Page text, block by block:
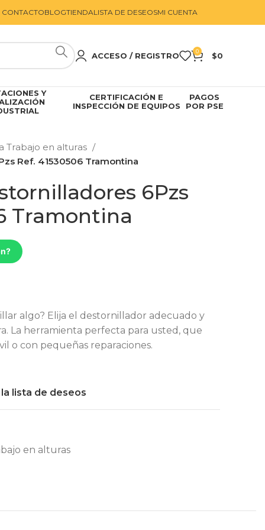
CONTACTOBLOGTIENDALISTA DE DESEOSMI CUENTA
ACCESO / REGISTRO 0 $0
Y
CERTIFICACIÓN E
INSPECCIÓN DE EQUIPOS
PAGOS
POR PSE
Trabajo en alturas
Ref. 41530506 Tramontina
6Pzs
Tramontina
algo? Elija el destornillador adecuado y
La herramienta perfecta para usted, que
o con pequeñas reparaciones.
lista de deseos
en alturas